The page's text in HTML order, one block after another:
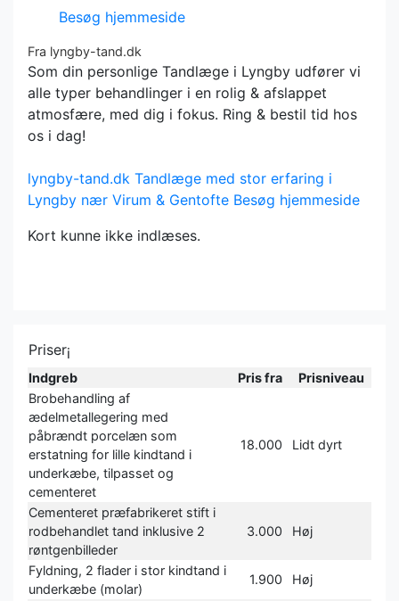
Besøg hjemmeside
Fra lyngby-tand.dk
Som din personlige Tandlæge i Lyngby udfører vi
alle typer behandlinger i en rolig & afslappet
atmosfære, med dig i fokus. Ring & bestil tid hos
os i dag!
lyngby-tand.dk Tandlæge med stor erfaring i
Lyngby nær Virum & Gentofte Besøg hjemmeside
Kort kunne ikke indlæses.
Priseri
Indgreb Pris fra
Prisniveau
Brobehandling af
ædelmetallegering med
påbrændt porcelæn som
erstatning for lille kindtand i
underkæbe, tilpasset og
cementeret
18.000 Lidt dyrt
Cementeret præfabrikeret stift i
rodbehandlet tand inklusive 2
røntgenbilleder
3.000 Høj
Fyldning, 2 flader i stor kindtand i
underkæbe (molar)
1.900
Høj